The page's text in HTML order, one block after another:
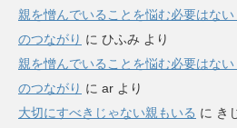
親を憎んでいることを悩む必要はな
のつながり に ひふみ より
親を憎んでいることを悩む必要はな
のつながり に ar より
大切にすべきじゃない親もいる に き